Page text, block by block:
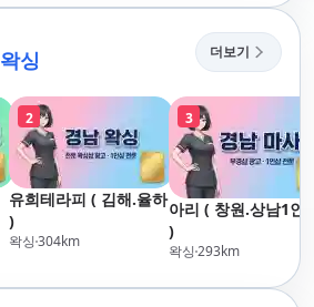
왁싱 더보기
2
유희테라피 ( 김해.율하
)
왁싱304km
3
아리 ( 창원.상남1인
)
왁싱293km